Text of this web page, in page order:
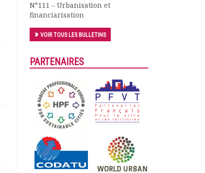
N°111 – Urbanisation et
financiarisation
VOIR TOUS LES BULLETINS
PARTENAIRES